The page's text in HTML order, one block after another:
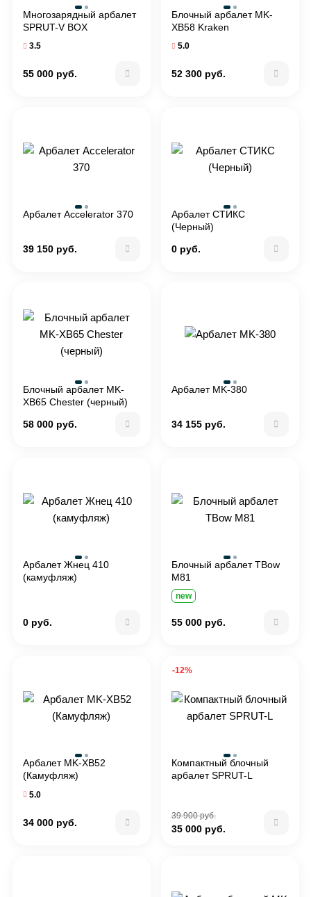
Многозарядный арбалет
SPRUT-V BOX
3.5
55 000 руб.
Блочный арбалет MK-
XB58 Kraken
5.0
52 300 руб.
Арбалет Accelerator 370
39 150 руб.
Арбалет СТИКС
(Черный)
0 руб.
Блочный арбалет MK-
XB65 Chester (черный)
58 000 руб.
Арбалет MK-380
34 155 руб.
Арбалет Жнец 410
(камуфляж)
0 руб.
Блочный арбалет TBow
M81
new
55 000 руб.
Арбалет MK-XB52
(Камуфляж)
5.0
34 000 руб.
-12%
Компактный блочный
арбалет SPRUT-L
39 900 руб.
35 000 руб.